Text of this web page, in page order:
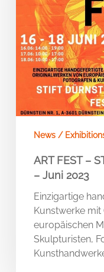
2023
News /
ART FEST –
– Juni 2023
Einzigartige
Kunstwerke
europäischen
Skulpturisten,